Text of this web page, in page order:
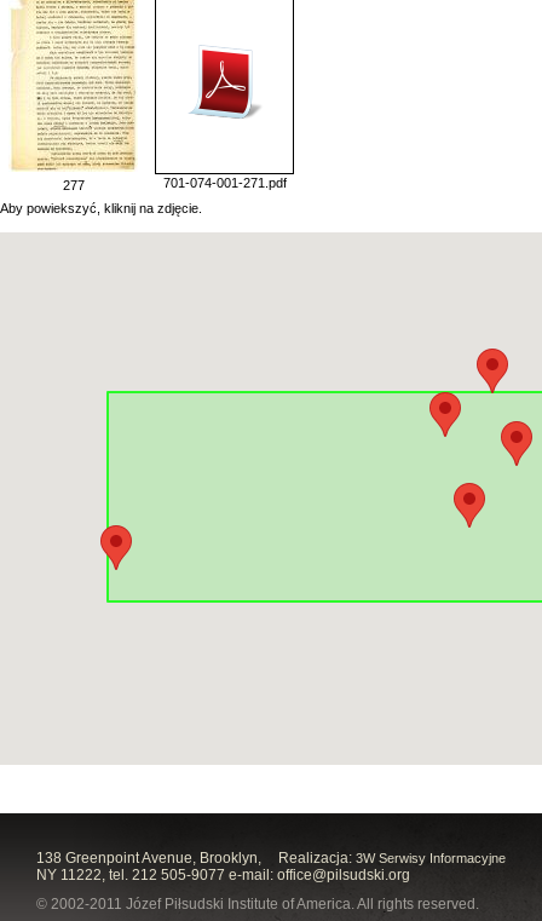
277
701-074-001-271.pdf
Aby powiekszyć, kliknij na zdjęcie.
Realizacja: 3W Serwisy Informacyjne
138 Greenpoint Avenue, Brooklyn,
NY 11222, tel. 212 505-9077 e-mail: office@pilsudski.org
© 2002-2011 Józef Piłsudski Institute of America. All rights reserved.